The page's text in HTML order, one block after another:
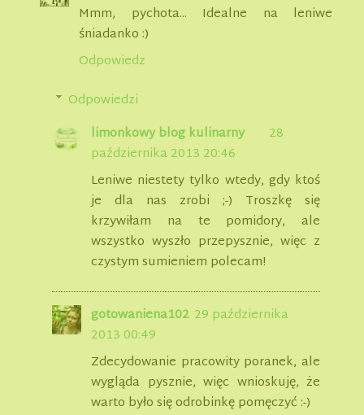
Mmm, pychota... Idealne na leniwe
śniadanko :)
Odpowiedz
Odpowiedzi
limonkowy blog kulinarny
28
października 2013 20:46
Leniwe niestety tylko wtedy, gdy ktoś
je dla nas zrobi ;-) Troszkę się
krzywiłam na te pomidory, ale
wszystko wyszło przepysznie, więc z
czystym sumieniem polecam!
gotowaniena102 29 października
2013 00:49
Zdecydowanie pracowity poranek, ale
wygląda pysznie, więc wnioskuję, że
warto było się odrobinkę pomęczyć :-)